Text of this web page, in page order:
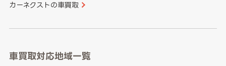
カーネクストの車買取
車買取対応地域一覧